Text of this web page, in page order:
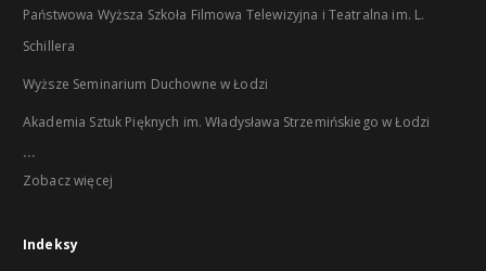
Państwowa Wyższa Szkoła Filmowa Telewizyjna i Teatralna im. L.
Schillera
Wyższe Seminarium Duchowne w Łodzi
Akademia Sztuk Pięknych im. Władysława Strzemińskiego w Łodzi
...
Zobacz więcej
Indeksy